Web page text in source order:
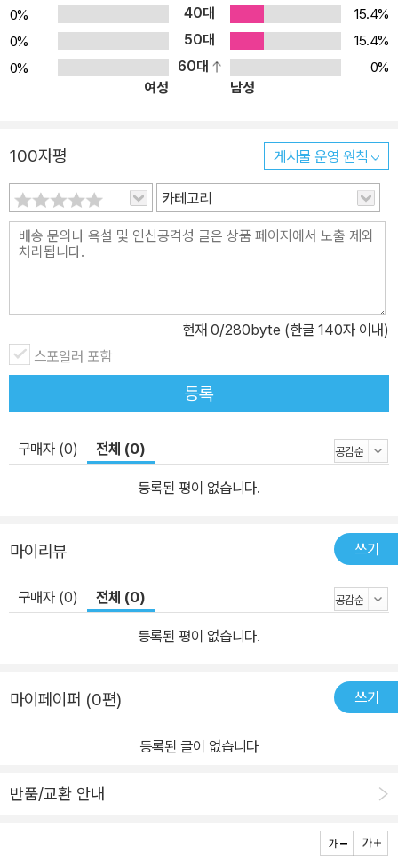
즘의 역사로 볼 수 있는 한국 근대 언론의 사례가 풍부하게 추가되었
으며 최근 부쩍 늘어난 방송인터뷰의 기능과 유형, 윤리에 관해서도
심도 있는 논의가 진행된다. 이 책은 과거 어느 때보다 높은 위상을 차
지하고 있는 오늘날의 미디어 인터뷰를 이해하는 데 훌륭한 길잡이가
0%
40대
15.4%
0%
50대
15.4%
0%
60대
0%
여성
남성
100자평 게시물 운영 원칙
카테고리
현재 0/280byte (한글 140자 이내)
스포일러 포함
등록
구매자 (0) 전체 (0)
등록된 평이 없습니다.
마이리뷰 쓰기
구매자 (0) 전체 (0)
등록된 평이 없습니다.
마이페이퍼 (0편) 쓰기
등록된 글이 없습니다
반품/교환 안내